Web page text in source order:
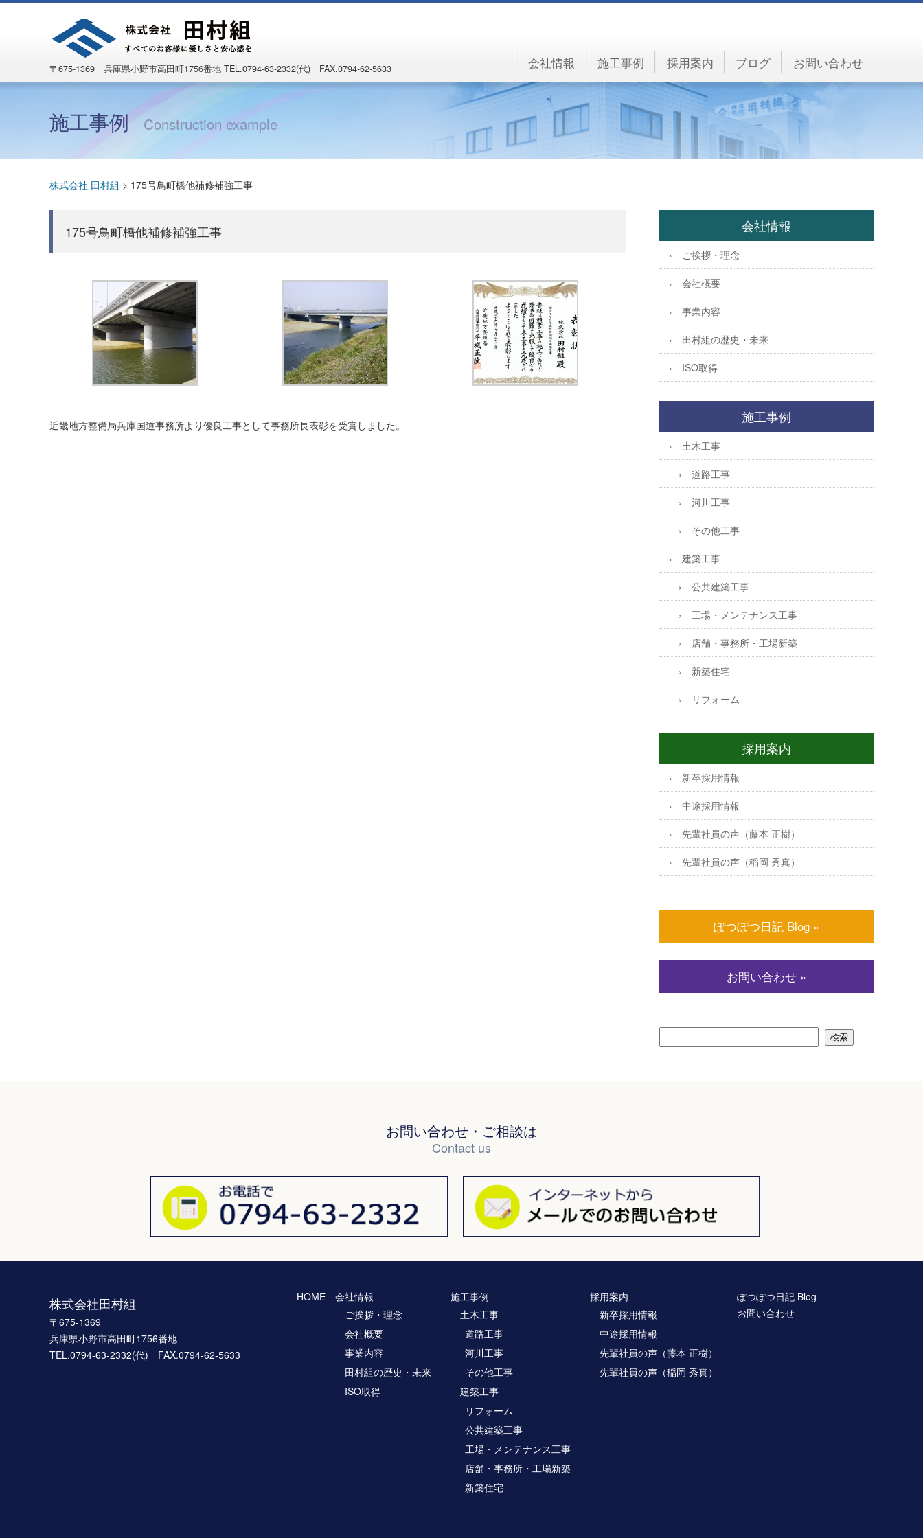
〒675-1369 兵庫県小野市高田町1756番地 TEL.0794-63-2332(代) FAX.0794-62-5633 会社情報 施工事例 採用案内 ブログ お問い合わせ
施工事例 Construction example
株式会社 田村組 > 175号鳥町橋他補修補強工事
175号鳥町橋他補修補強工事
近畿地方整備局兵庫国道事務所より優良工事として事務所長表彰を受賞しました。
会社情報
ご挨拶・理念
会社概要
事業内容
田村組の歴史・未来
ISO取得
施工事例
土木工事
道路工事
河川工事
その他工事
建築工事
公共建築工事
工場・メンテナンス工事
店舗・事務所・工場新築
新築住宅
リフォーム
採用案内
新卒採用情報
中途採用情報
先輩社員の声（藤本 正樹）
先輩社員の声（稲岡 秀真）
ぽつぽつ日記 Blog »
お問い合わせ »
お問い合わせ・ご相談は
Contact us
株式会社田村組
〒675-1369
兵庫県小野市高田町1756番地
TEL.0794-63-2332(代) FAX.0794-62-5633
HOME
会社情報
ご挨拶・理念
会社概要
事業内容
田村組の歴史・未来
ISO取得
施工事例
土木工事
道路工事
河川工事
その他工事
建築工事
リフォーム
公共建築工事
工場・メンテナンス工事
店舗・事務所・工場新築
新築住宅
採用案内
新卒採用情報
中途採用情報
先輩社員の声（藤本 正樹）
先輩社員の声（稲岡 秀真）
ぽつぽつ日記 Blog
お問い合わせ